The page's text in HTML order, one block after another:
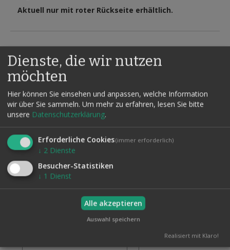
Aktuell nur mit roter Rückseite erhältlich.
Verwandte Artikel Alle auswählen
RIESENKARTEN VON MARNAC
Versand
Wunschliste
PIATNIK RIESENKARTEN-
FORCIERSPIEL
Dienste, die wir nutzen
möchten
Hier können Sie einsehen und anpassen, welche Information
wir über Sie sammeln. Um mehr zu erfahren, lesen Sie bitte
unsere Datenschutzerklärung.
Erforderliche Cookies(immer erforderlich)
↓ 2 Dienste
Besucher-Statistiken
↓ 1 Dienst
Alle akzeptieren
Auswahl speichern
Realisiert mit Klaro!